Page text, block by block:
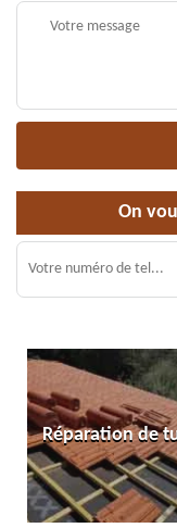
On
Réparation de